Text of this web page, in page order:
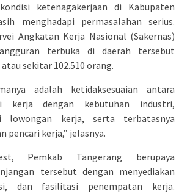
ketenagakerjaan di Kabupaten
menghadapi permasalahan serius.
Angkatan Kerja Nasional (Sakernas)
terbuka di daerah tersebut
sekitar 102.510 orang.
adalah ketidaksesuaian antara
kerja dengan kebutuhan industri,
lowongan kerja, serta terbatasnya
pencari kerja,” jelasnya.
Pemkab Tangerang berupaya
tersebut dengan menyediakan
dan fasilitasi penempatan kerja.